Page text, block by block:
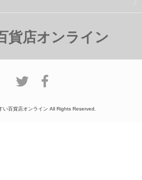
貨店オンライン
い百貨店オンライン All Rights Reserved.